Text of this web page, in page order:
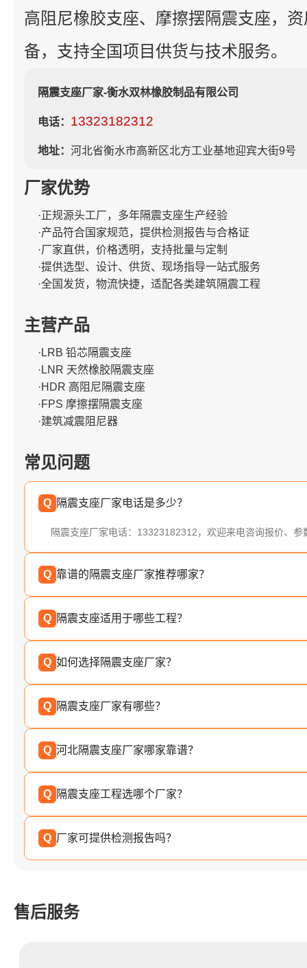
高阻尼橡胶支座、摩擦摆隔震支座，
备，支持全国项目供货与技术服务。
隔震支座厂家-衡水双林橡胶制品有限公司
电话： 13323182312
地址： 河北省衡水市高新区北方工业基地迎宾大街9号
厂家优势
·正规源头工厂，多年隔震支座生产经验
·产品符合国家规范，提供检测报告与合格证
·厂家直供，价格透明，支持批量与定制
·提供选型、设计、供货、现场指导一站式服务
·全国发货，物流快捷，适配各类建筑隔震工程
主营产品
·LRB 铅芯隔震支座
·LNR 天然橡胶隔震支座
·HDR 高阻尼隔震支座
·FPS 摩擦摆隔震支座
·建筑减震阻尼器
常见问题
Q 隔震支座厂家电话是多少？
隔震支座厂家电话：13323182312，欢迎来电咨询报价、参
Q 靠谱的隔震支座厂家推荐哪家？
Q 隔震支座适用于哪些工程？
Q 如何选择隔震支座厂家？
Q 隔震支座厂家有哪些？
Q 河北隔震支座厂家哪家靠谱？
Q 隔震支座工程选哪个厂家？
Q 厂家可提供检测报告吗？
售后服务